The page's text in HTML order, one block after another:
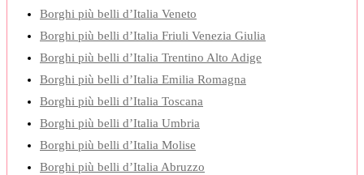
Borghi più belli d’Italia Veneto
Borghi più belli d’Italia Friuli Venezia Giulia
Borghi più belli d’Italia Trentino Alto Adige
Borghi più belli d’Italia Emilia Romagna
Borghi più belli d’Italia Toscana
Borghi più belli d’Italia Umbria
Borghi più belli d’Italia Molise
Borghi più belli d’Italia Abruzzo